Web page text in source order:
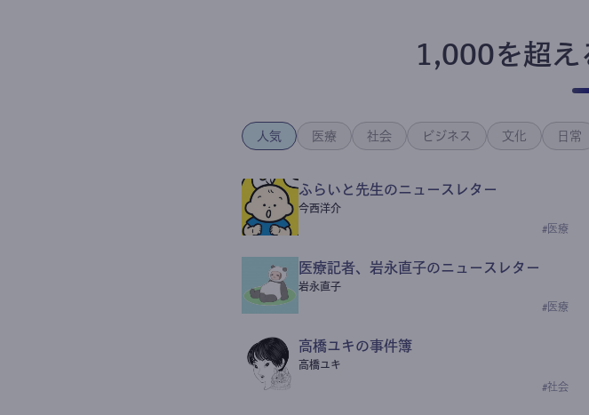
1,000を超え
人気 医療 社会 ビジネス 文化 日常
ふらいと先生のニュースレター
今西洋介
# 医療
医療記者、岩永直子のニュースレター
岩永直子
# 医療
高橋ユキの事件簿
高橋ユキ
#社会